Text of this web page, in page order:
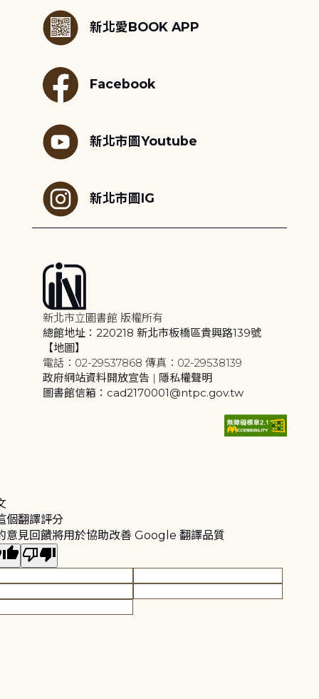
新北愛BOOK APP
Facebook
新北市圖Youtube
新北市圖IG
新北市立圖書館 版權所有
總館地址：220218 新北市板橋區貴興路139號
【地圖】
電話：02-29537868 傳真：02-29538139
政府網站資料開放宣告 | 隱私權聲明
圖書館信箱：cad2170001@ntpc.gov.tw
個翻譯評分
意見回饋將用於協助改善 Google 翻譯品質